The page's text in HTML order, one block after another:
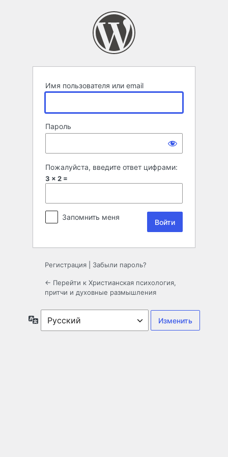
Имя пользователя или email
Пароль
Пожалуйста, введите ответ цифрами:
3 × 2 =
Запомнить меня
Регистрация Забыли пароль?
← Перейти к Христианская психология,
притчи и духовные размышления
Язык